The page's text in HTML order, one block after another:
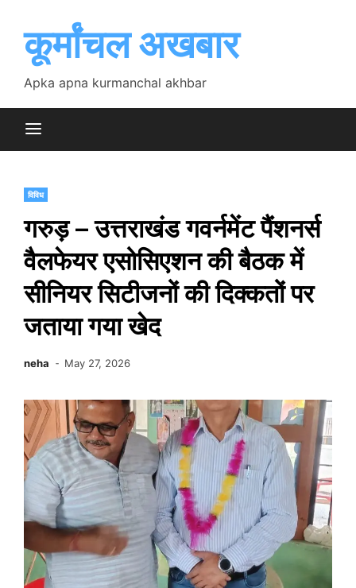
contentकूर्मांचल अखबार
Apka apna kurmanchal akhbar
विविध
गरुड़ – उत्तराखंड गवर्नमेंट पैंशनर्स
वैलफेयर एसोसिएशन की बैठक में
सीनियर सिटीजनों की दिक्कतों पर
जताया गया खेद
neha May 27, 2026